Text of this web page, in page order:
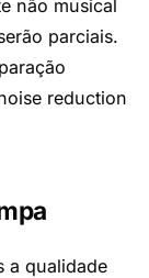
não musical
parciais.
reduction
a qualidade